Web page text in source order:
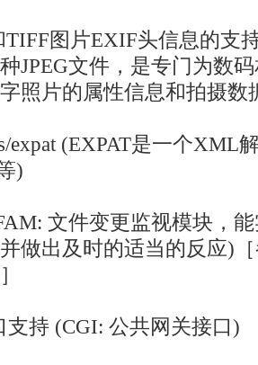
TIFF图片EXIF头信息的支
JPEG文件，是专门为数
照片的属性信息和拍摄数
expat (EXPAT是一个XML
)
文件变更监视模块，
做出及时的适当的反应)
支持 (CGI: 公共网关接口)